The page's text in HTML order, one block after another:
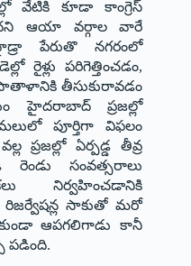
వేటికి కూడా కాంగ్రెస్
ఆయా వర్గాల వారే
పేరుతొ నగరంలో
రైళ్లు పరిగెత్తించడం,
తీసుకురావడం
హైదరాబాద్ ప్రజల్లో
పూర్తిగా విఫలం
ప్రజల్లో ఏర్పడ్డ తీవ్ర
రెండు సంవత్సరాలు
నిర్వహించడానికి
రిజర్వేషన్ల సాకుతో మరో
ఆపగలిగాడు కానీ
పడింది.